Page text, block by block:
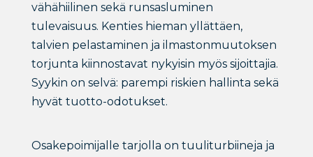
vähähiilinen sekä runsasluminen
tulevaisuus. Kenties hieman yllättäen,
talvien pelastaminen ja ilmastonmuutoksen
torjunta kiinnostavat nykyisin myös sijoittajia.
Syykin on selvä: parempi riskien hallinta sekä
hyvät tuotto-odotukset.
Osakepoimijalle tarjolla on tuuliturbiineja ja